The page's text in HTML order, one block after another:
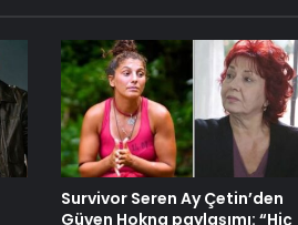
Survivor Seren Ay Çetin’den
Güven Hokna paylaşımı: “Hiç